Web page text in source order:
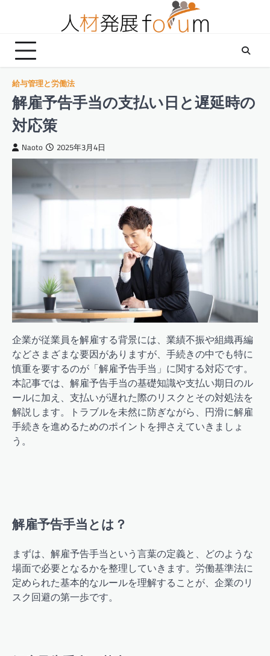
給与管理と労働法
解雇予告手当の支払い日と遅延時の
対応策
Naoto 2025年3月4日
企業が従業員を解雇する背景には、業績不振や組織再編
などさまざまな要因がありますが、手続きの中でも特に
慎重を要するのが「解雇予告手当」に関する対応です。
本記事では、解雇予告手当の基礎知識や支払い期日のル
ールに加え、支払いが遅れた際のリスクとその対処法を
解説します。トラブルを未然に防ぎながら、円滑に解雇
手続きを進めるためのポイントを押さえていきましょ
う。
解雇予告手当とは？
まずは、解雇予告手当という言葉の定義と、どのような
場面で必要となるかを整理していきます。労働基準法に
定められた基本的なルールを理解することが、企業のリ
スク回避の第一歩です。